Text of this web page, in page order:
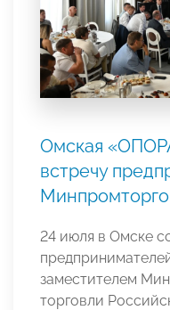
Омская
встречу
24 июля в Омске
заместителем
торговли